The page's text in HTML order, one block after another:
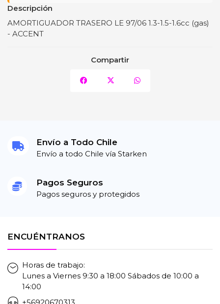
Descripción
AMORTIGUADOR TRASERO LE 97/06 1.3-1.5-1.6cc (gas)
- ACCENT
Compartir
Envío a Todo Chile
Envío a todo Chile vía Starken
Pagos Seguros
Pagos seguros y protegidos
ENCUÉNTRANOS
Horas de trabajo:
Lunes a Viernes 9:30 a 18:00 Sábados de 10:00 a
14:00